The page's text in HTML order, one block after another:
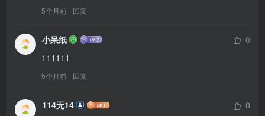
5个月前 回复
小呆纸
0
111111
5个月前 回复
114无14
0